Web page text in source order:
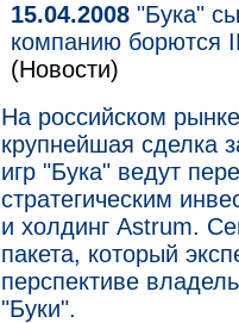
15.04.2008 "Бука"
компанию борются
(Новости)
На российском
крупнейшая сделка
игр "Бука" ведут
стратегическим
и холдинг Astrum.
пакета, который
перспективе
"Буки".